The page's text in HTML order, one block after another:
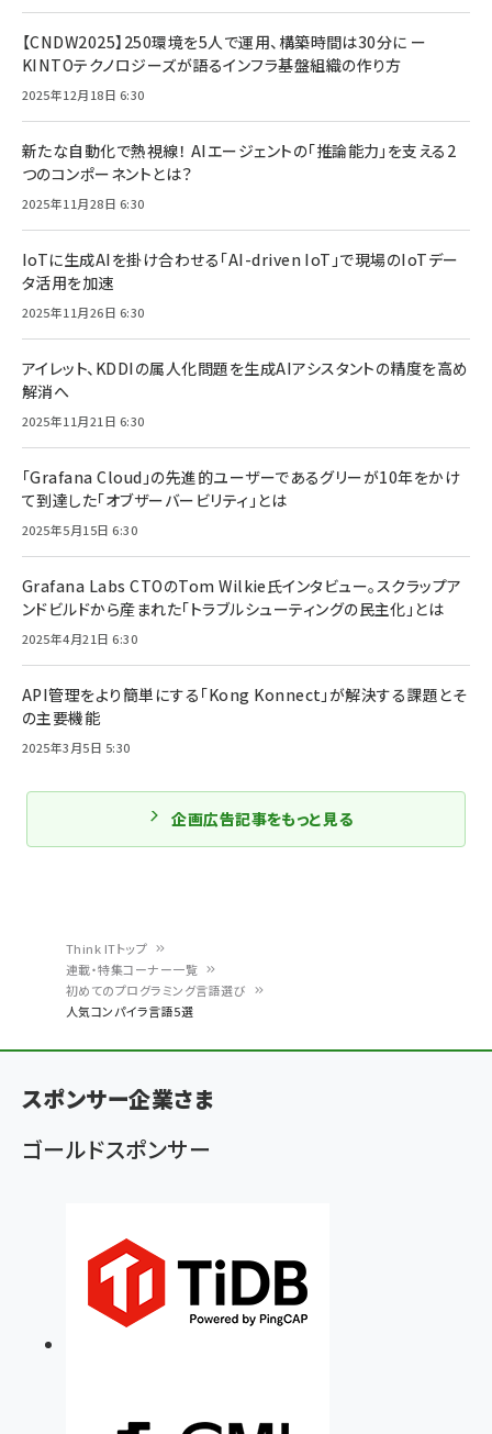
く
ず
Think ITトップ
連載・特集コーナー一覧
初めてのプログラミング言語選び
人気コンパイラ言語5選
【CNDW2025】250環境を5人で運用、構築時間は30分に ー
KINTOテクノロジーズが語るインフラ基盤組織の作り方
2025年12月18日 6:30
新たな自動化で熱視線！ AIエージェントの「推論能力」を支える2
つのコンポーネントとは？
2025年11月28日 6:30
IoTに生成AIを掛け合わせる「AI-driven IoT」で現場のIoTデー
タ活用を加速
2025年11月26日 6:30
アイレット、KDDIの属人化問題を生成AIアシスタントの精度を高め
解消へ
2025年11月21日 6:30
「Grafana Cloud」の先進的ユーザーであるグリーが10年をかけ
て到達した「オブザーバービリティ」とは
2025年5月15日 6:30
Grafana Labs CTOのTom Wilkie氏インタビュー。スクラップア
ンドビルドから産まれた「トラブルシューティングの民主化」とは
2025年4月21日 6:30
API管理をより簡単にする「Kong Konnect」が解決する課題とそ
の主要機能
2025年3月5日 5:30
企画広告記事をもっと見る
スポンサー企業さま
ゴールドスポンサー